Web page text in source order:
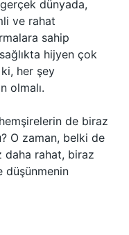
dünyada,
ve rahat
sahip
hijyen çok
her şey
olmalı.
de biraz
O zaman, belki de
daha rahat, biraz
düşünmenin